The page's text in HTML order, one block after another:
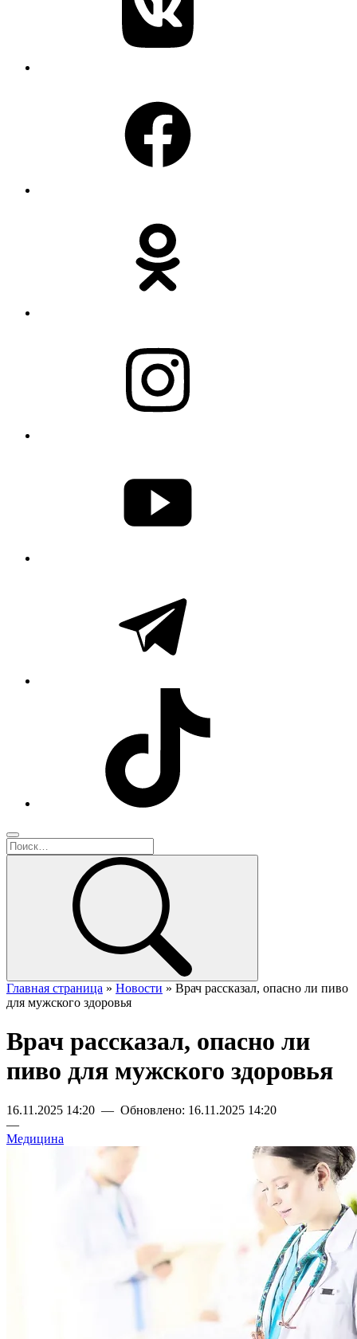
Главная страница » Новости » Врач рассказал, опасно ли пиво
для мужского здоровья
Врач рассказал, опасно ли
пиво для мужского здоровья
16.11.2025 14:20 — Обновлено: 16.11.2025 14:20
—
Медицина